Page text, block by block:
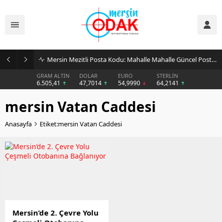
Mersin Mezitli Posta Kodu: Mahalle Mahalle Güncel Posta Kodu Rehberi
GRAM ALTIN
6.505,41
DOLAR
47,7014
EURO
54,9990
STERLİN
64,2141
mersin Vatan Caddesi
Anasayfa Etiket:mersin Vatan Caddesi
Mersin’de 2. Çevre Yolu